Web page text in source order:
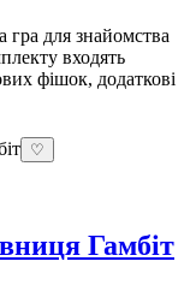
гра для знайомства
входять
фішок, додаткові
♡
Гамбіт